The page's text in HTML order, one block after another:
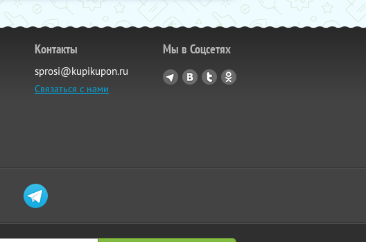
Контакты
sprosi@kupikupon.ru
Связаться с нами
Мы в Соцсетях